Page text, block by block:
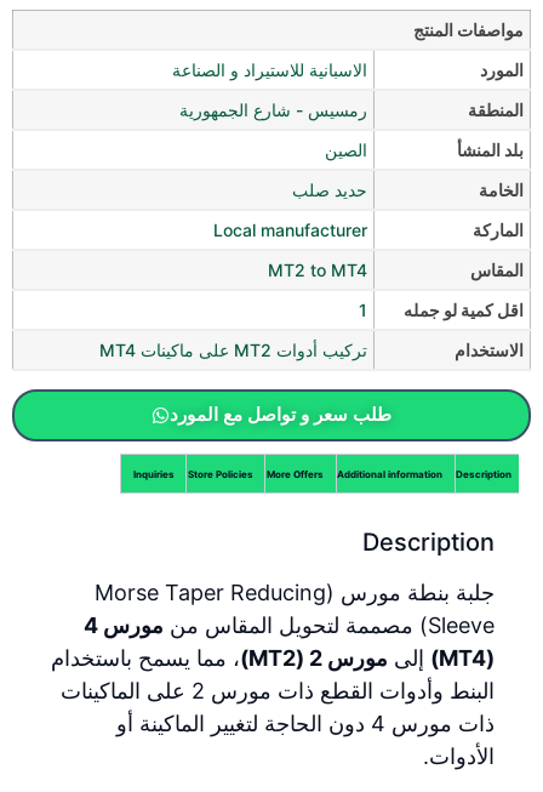
طلب سعر و تواصل مع المورد
مواصفات المنتج
المورد
الاسبانية للاستيراد و الصناعة
المنطقة
رمسيس - شارع الجمهورية
بلد المنشأ
الصين
الخامة
حديد صلب
الماركة
Local manufacturer
المقاس
MT2 to MT4
اقل كمية لو جمله
1
الاستخدام
تركيب أدوات MT2 على ماكينات MT4
Description
Additional information
More Offers
Store Policies
Inquiries
Description
جلبة بنطة مورس (Morse Taper Reducing
Sleeve) مصممة لتحويل المقاس من
مورس 4
(MT4)
إلى مورس 2 (MT2)
، مما يسمح باستخدام
البنط وأدوات القطع ذات مورس 2 على الماكينات
ذات مورس 4 دون الحاجة لتغيير الماكينة أو
الأدوات.